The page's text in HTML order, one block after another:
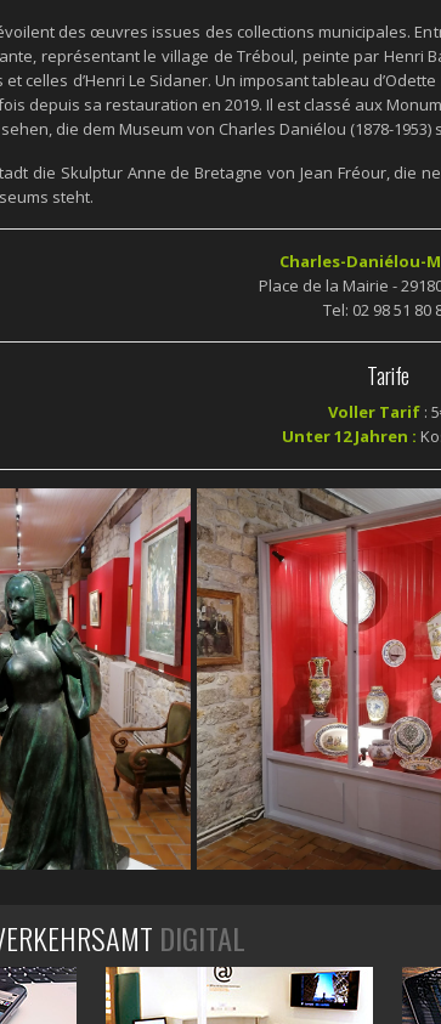
des œuvres issues des collections municipales.
représentant le village de Tréboul, peinte par Henri
celles d’Henri Le Sidaner. Un imposant tableau
depuis sa restauration en 2019. Il est classé aux
die dem Museum von Charles Daniélou (1878-
die Skulptur Anne de Bretagne von Jean Fréour, die
steht.
Charles-Daniélou-
Place de la Mairie -
Tel: 02 98 51 80
Tarife
Voller Tarif:
Unter 12 Jahren :
DIGITAL